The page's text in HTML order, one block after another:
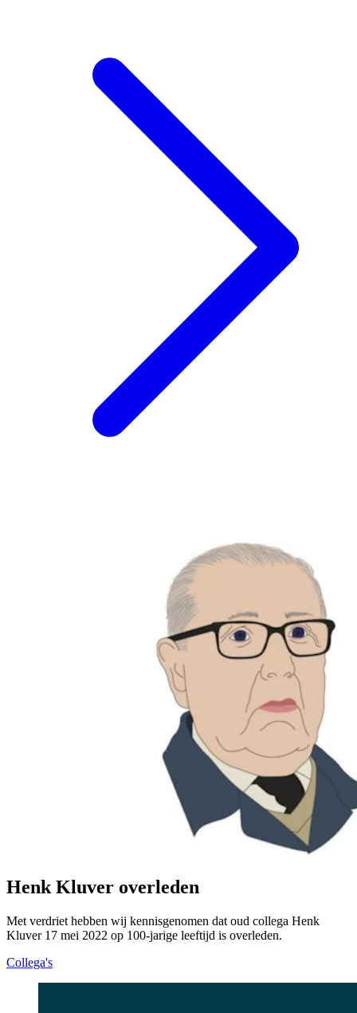
Henk Kluver overleden
Met verdriet hebben wij kennisgenomen dat oud collega Henk
Kluver 17 mei 2022 op 100-jarige leeftijd is overleden.
Collega's